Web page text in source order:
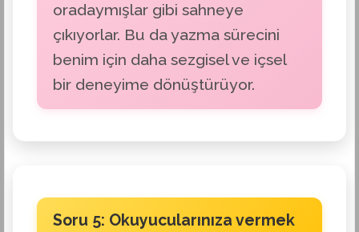
oradaymışlar gibi sahneye
çıkıyorlar. Bu da yazma sürecini
benim için daha sezgisel ve içsel
bir deneyime dönüştürüyor.
Soru 5: Okuyucularınıza vermek